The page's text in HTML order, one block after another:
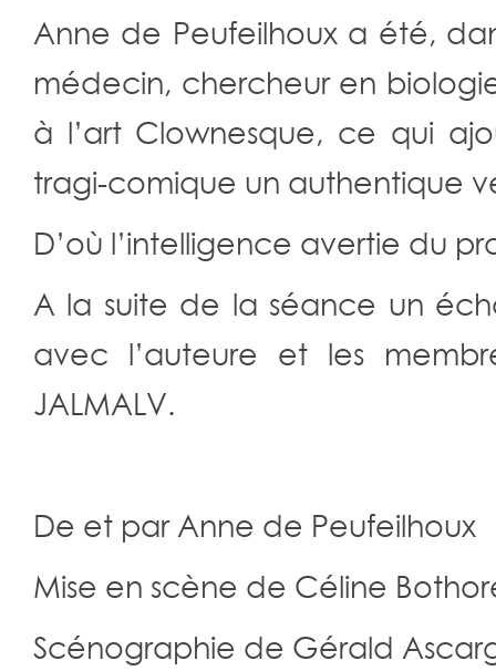
Anne de Peufeilhoux a été,
médecin, chercheur en
à l’art Clownesque, ce qui
tragi-comique un authentique
D’où l’intelligence avertie du
A la suite de la séance un
avec l’auteure et les
JALMALV.
De et par Anne de Peufeilhoux
Mise en scène de Céline
Scénographie de Gérald